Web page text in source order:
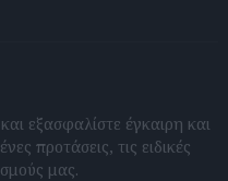
εξασφαλίστε έγκαιρη και
προτάσεις, τις ειδικές
μας.